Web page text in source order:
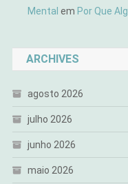
Mental em Por Que
ARCHIVES
agosto 2026
julho 2026
junho 2026
maio 2026